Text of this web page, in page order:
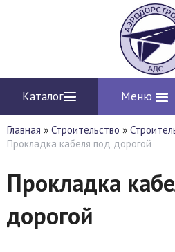
Каталог Меню
Главная » Строительство »
Прокладка кабеля под дорогой
Прокладка
дорогой